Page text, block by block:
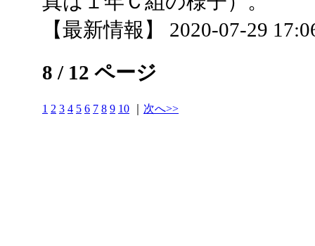
【最新情報】 2020-07-29
8 / 12 ページ
1 2 3 4 5 6 7 8 9 10 次へ>>